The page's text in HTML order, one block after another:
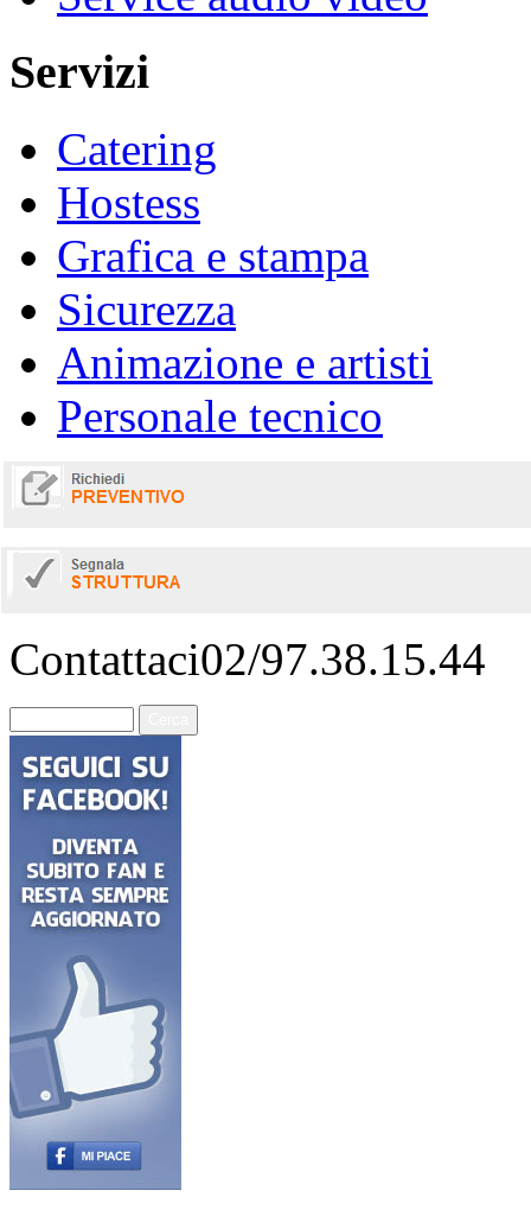
Servizi
Catering
Hostess
Grafica e stampa
Sicurezza
Animazione e artisti
Personale tecnico
Contattaci02/97.38.15.44